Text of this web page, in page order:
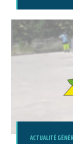
ACTUALITÉ